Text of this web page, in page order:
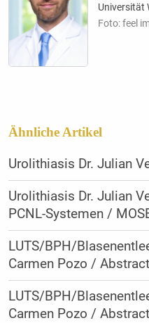
Universität
Foto: feel
Ähnliche Artikel
Urolithiasis Dr. Julian
Urolithiasis Dr. Julian
PCNL-Systemen /
LUTS/BPH/
Carmen Pozo /
LUTS/BPH/
Carmen Pozo /